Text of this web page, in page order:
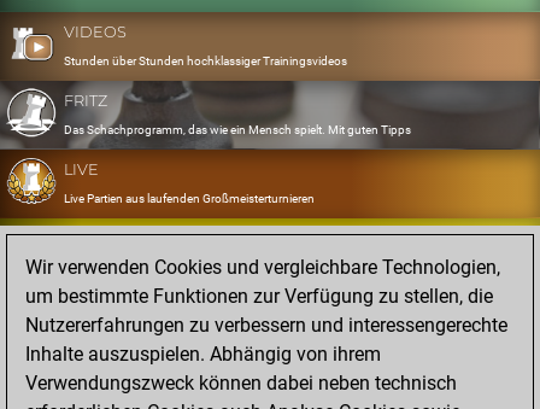
VIDEOS
Stunden über Stunden hochklassiger Trainingsvideos
FRITZ
Das Schachprogramm, das wie ein Mensch spielt. Mit guten Tipps
LIVE
Live Partien aus laufenden Großmeisterturnieren
OPENINGS
Erfassen und Üben Sie Ihr Eröffnungsrepertoire
DATABASE
Acht Millionen starke Partien
MYGAMES
Speichern und analysieren Sie eigene Partien in der Cloud
Wir verwenden Cookies und vergleichbare Technologien,
um bestimmte Funktionen zur Verfügung zu stellen, die
Nutzererfahrungen zu verbessern und interessengerechte
Inhalte auszuspielen. Abhängig von ihrem
Verwendungszweck können dabei neben technisch